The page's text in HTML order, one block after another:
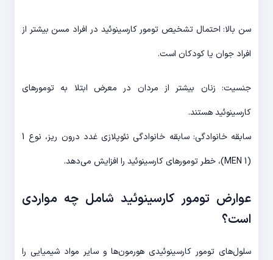
سن بالا: احتمال تشخیص تومور کارسینوئید در افراد مسن بیشتر از
افراد جوان یا کودکان است.
جنسیت: زنان بیشتر از مردان در معرض ابتلا به تومورهای
کارسینوئید هستند.
سابقه خانوادگی: سابقه خانوادگی نئوپلازی غدد درون ریز، نوع 1
(MEN 1)، خطر تومورهای کارسینوئید را افزایش می‌دهد.
عوارض تومور کارسینوئید شامل چه مواردی
است؟
سلول‌های تومور کارسینوئیدی هورمون‌ها و سایر مواد شیمیایی را